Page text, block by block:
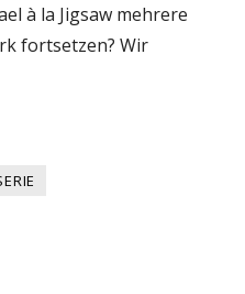
à la Jigsaw mehrere
fortsetzen? Wir